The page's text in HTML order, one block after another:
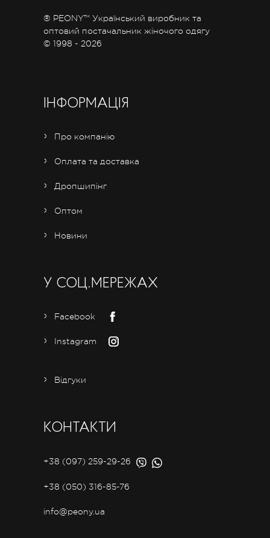
® PEONY™ Український виробник та
оптовий постачальник жіночого одягу
© 1998 - 2026
ІНФОРМАЦІЯ
Про компанію
Оплата та доставка
Дропшипінг
Оптом
Новини
У СОЦ.МЕРЕЖАХ
Facebook
Instagram
Відгуки
КОНТАКТИ
+38 (097) 259-29-26
+38 (050) 316-85-76
info@peony.ua